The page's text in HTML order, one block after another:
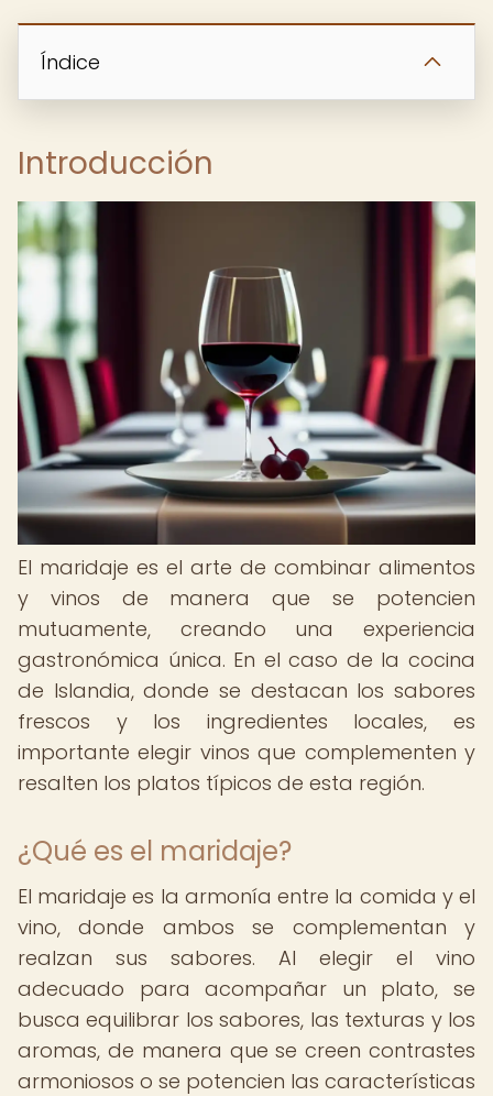
Índice
Introducción
El maridaje es el arte de combinar alimentos
y vinos de manera que se potencien
mutuamente, creando una experiencia
gastronómica única. En el caso de la cocina
de Islandia, donde se destacan los sabores
frescos y los ingredientes locales, es
importante elegir vinos que complementen y
resalten los platos típicos de esta región.
¿Qué es el maridaje?
El maridaje es la armonía entre la comida y el
vino, donde ambos se complementan y
realzan sus sabores. Al elegir el vino
adecuado para acompañar un plato, se
busca equilibrar los sabores, las texturas y los
aromas, de manera que se creen contrastes
armoniosos o se potencien las características